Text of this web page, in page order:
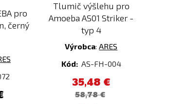
pro
černý
Tlumič výšlehu pro
Amoeba AS01 Striker -
typ 4
Výrobca:ARES
Kód: AS-FH-004
35,48 €
58,78 €